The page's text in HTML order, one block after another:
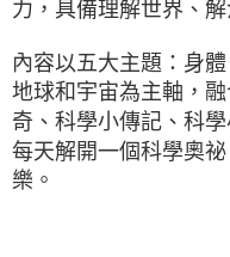
力，具備理解世界、
內容以五大主題：身
地球和宇宙為主軸，
奇、科學小傳記、科
每天解開一個科學奧
樂。